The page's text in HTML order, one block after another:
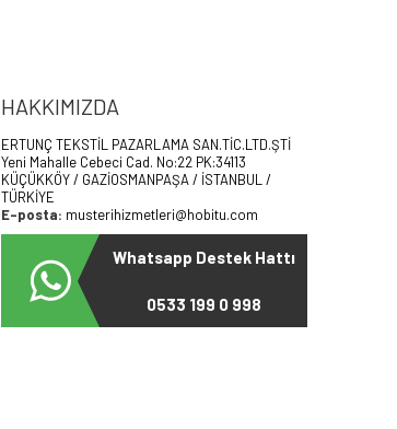
HAKKIMIZDA
ERTUNÇ TEKSTİL PAZARLAMA SAN.TİC.LTD.ŞTİ
Yeni Mahalle Cebeci Cad. No:22 PK:34113
KÜÇÜKKÖY / GAZİOSMANPAŞA / İSTANBUL /
TÜRKİYE
E-posta: musterihizmetleri@hobitu.com
Whatsapp Destek Hattı
0533 199 0 998